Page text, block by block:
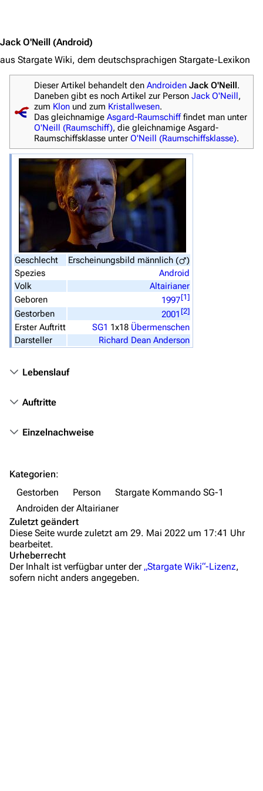
Hauptseite
Von A bis Z
Zufälliger Artikel
Spezialseiten
Datei hochladen
Filme und Serien
Überblick
Stargate SG-1
Stargate Atlantis
Stargate Universe
Stargate Origins
Stargate-Romane
Filme
Themenportal
Fanprojekte
Kommerzielles
Hilfe
Jack O'Neill (Android)
aus Stargate Wiki, dem deutschsprachigen Stargate-Lexikon
Dieser Artikel behandelt den Androiden Jack O'Neill.
Daneben gibt es noch Artikel zur Person Jack O'Neill,
zum Klon und zum Kristallwesen.
Das gleichnamige Asgard-Raumschifffindet man unter
O'Neill (Raumschiff), die gleichnamige Asgard-
Raumschiffsklasse unter O'Neill (Raumschiffsklasse).
Geschlecht Erscheinungsbild männlich (
)
Spezies
Android
Volk
Altairianer
Geboren
1997[1]
Gestorben 2001 [2]
Erster Auftritt SG1 1x18 Übermenschen
Darsteller
Richard Dean Anderson
Lebenslauf
Auftritte
Einzelnachweise
Kategorien:
Gestorben
Person
Stargate Kommando SG-1
Androiden der Altairianer
Zuletzt geändert
Diese Seite wurde zuletzt am 29. Mai 2022 um 17:41 Uhr
bearbeitet.
Urheberrecht
Der Inhalt ist verfügbar unter der „Stargate Wiki“-Lizenz,
sofern nicht anders angegeben.